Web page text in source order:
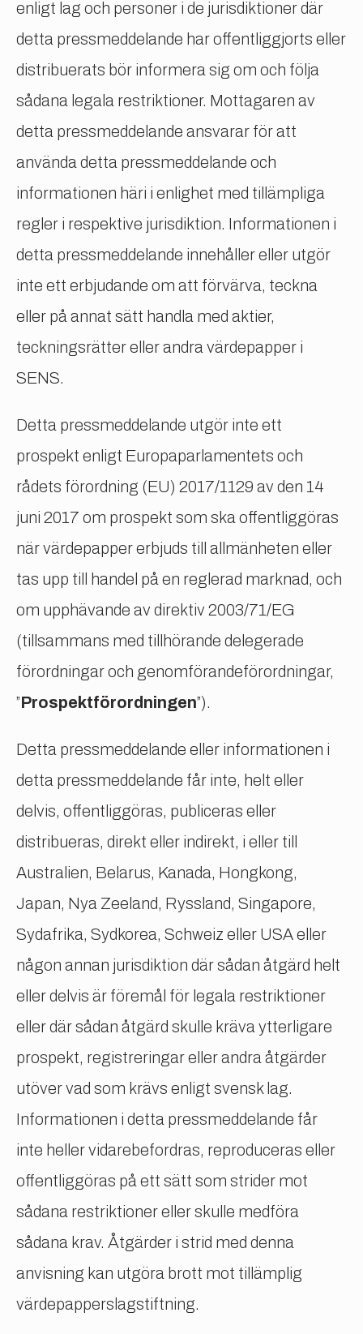
enligt lag och personer i de jurisdiktioner där
detta pressmeddelande har offentliggjorts eller
distribuerats bör informera sig om och följa
sådana legala restriktioner. Mottagaren av
detta pressmeddelande ansvarar för att
använda detta pressmeddelande och
informationen häri i enlighet med tillämpliga
regler i respektive jurisdiktion. Informationen i
detta pressmeddelande innehåller eller utgör
inte ett erbjudande om att förvärva, teckna
eller på annat sätt handla med aktier,
teckningsrätter eller andra värdepapper i
SENS.
Detta pressmeddelande utgör inte ett
prospekt enligt Europaparlamentets och
rådets förordning (EU) 2017/1129 av den 14
juni 2017 om prospekt som ska offentliggöras
när värdepapper erbjuds till allmänheten eller
tas upp till handel på en reglerad marknad, och
om upphävande av direktiv 2003/71/EG
(tillsammans med tillhörande delegerade
förordningar och genomförandeförordningar,
”Prospektförordningen”).
Detta pressmeddelande eller informationen i
detta pressmeddelande får inte, helt eller
delvis, offentliggöras, publiceras eller
distribueras, direkt eller indirekt, i eller till
Australien, Belarus, Kanada, Hongkong,
Japan, Nya Zeeland, Ryssland, Singapore,
Sydafrika, Sydkorea, Schweiz eller USA eller
någon annan jurisdiktion där sådan åtgärd helt
eller delvis är föremål för legala restriktioner
eller där sådan åtgärd skulle kräva ytterligare
prospekt, registreringar eller andra åtgärder
utöver vad som krävs enligt svensk lag.
Informationen i detta pressmeddelande får
inte heller vidarebefordras, reproduceras eller
offentliggöras på ett sätt som strider mot
sådana restriktioner eller skulle medföra
sådana krav. Åtgärder i strid med denna
anvisning kan utgöra brott mot tillämplig
värdepapperslagstiftning.